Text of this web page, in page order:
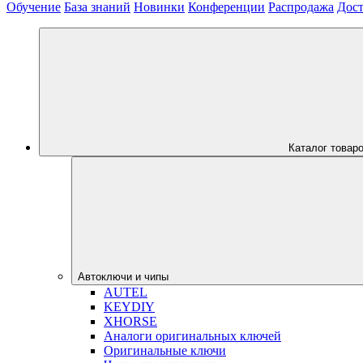
Обучение База знаний Новинки Конференции Распродажа
Каталог
Автоключи и чипы
AUTEL
KEYDIY
XHORSE
Аналоги оригинальных ключей
Оригинальные ключи